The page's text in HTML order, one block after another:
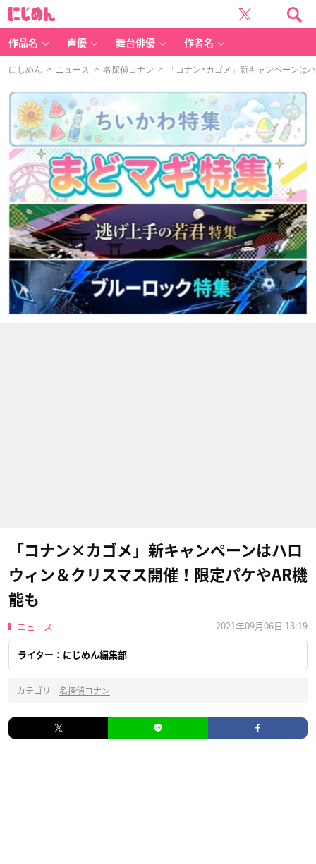
作品名 声優 舞台俳優 作者名
にじめん > ニュース > 名探偵コナン > 「コナン×カゴメ」新キャンペーンは
「コナン×カゴメ」新キャンペーンはハロ
ウィン＆クリスマス開催！限定パケやAR機
能も
ニュース 2021年09月06日 13:19
ライター：にじめん編集部
カテゴリ : 名探偵コナン